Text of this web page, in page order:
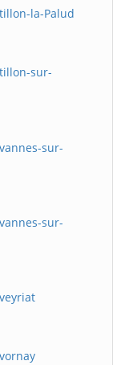
la-Palud
sur-
sur-
sur-